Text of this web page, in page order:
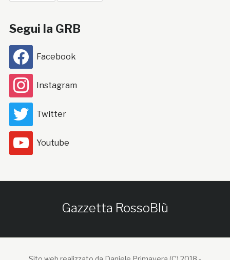
Segui la GRB
Facebook
Instagram
Twitter
Youtube
Gazzetta RossoBlù